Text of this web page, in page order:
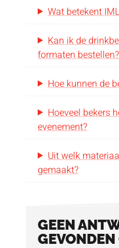
Wat betekent
Kan ik de
formaten bestellen?
Hoe kunnen de
Hoeveel bekers
evenement?
Uit welk
gemaakt?
GEEN
GEVONDEN